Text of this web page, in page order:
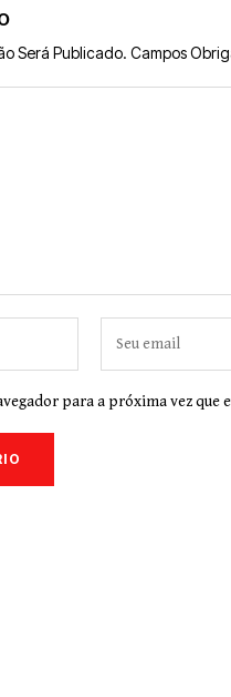
Será Publicado. Campos
para a próxima vez que